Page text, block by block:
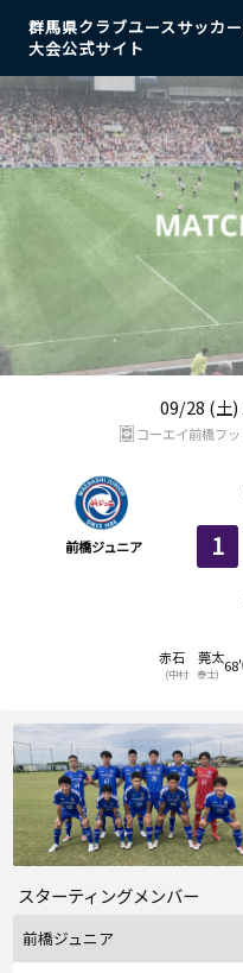
群馬県クラブユースサッカ
大会公式サイト
09/28 (土)
前橋ジュニア 1
68'
赤石 莞太
(中村 泰士)
コーエイ前橋フ
スターティングメンバー
前橋ジュニア